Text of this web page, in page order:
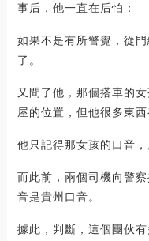
事后，他一直在后怕：
如果不是有所警覺，從
了。
又問了他，那個搭車的
屋的位置，但他很多東西
他只記得那女孩的口音，
而此前，兩個司機向警
音是貴州口音。
據此，判斷，這個團伙